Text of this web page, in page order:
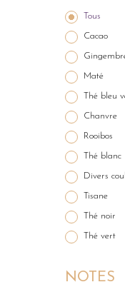
Tous
Cacao
Maté
Thé bleu
Chanvre
Rooibos
Thé blanc
Divers
Tisane
Thé noir
Thé vert
NOTES